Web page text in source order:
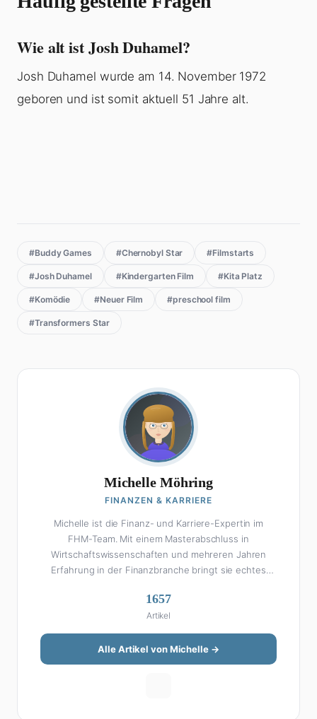
Wie alt ist Josh Duhamel?
Josh Duhamel wurde am 14. November 1972
geboren und ist somit aktuell 51 Jahre alt.
#Buddy Games #Chernobyl Star #Filmstarts
#Josh Duhamel #Kindergarten Film #Kita Platz
#Komödie #Neuer Film #preschool film
#Transformers Star
Michelle Möhring
FINANZEN & KARRIERE
Michelle ist die Finanz- und Karriere-Expertin im
FHM-Team. Mit einem Masterabschluss in
Wirtschaftswissenschaften und mehreren Jahren
Erfahrung in der Finanzbranche bringt sie echtes
Michelle klingt Altersvorsorge nicht wie eine
Steuererklärung. Ihre Stärke liegt darin, komplexe
Finanzthemen so aufzubereiten, dass sie jeder
versteht – ohne Fachchinesisch, dafür mit konkreten
Tipps zum Umsetzen. Von ETF-Strategien über
1657
Artikel
Alle Artikel von Michelle →